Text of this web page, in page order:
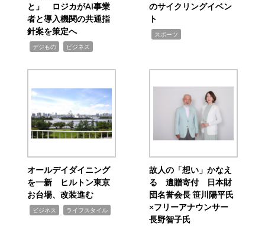
と」 ロジカがAI事業
者と導入機関の共通指
針案を策定へ
デジもの ビジネス
のサイクリングイベン
ト
スポーツ
オールデイダイニング
を一新 ヒルトン東京
お台場、改装進む
ビジネス ライフスタイル
故人の「想い」かなえ
る 遺贈寄付 日本財
団名誉会長 笹川陽平氏
×フリーアナウンサー
長野智子氏